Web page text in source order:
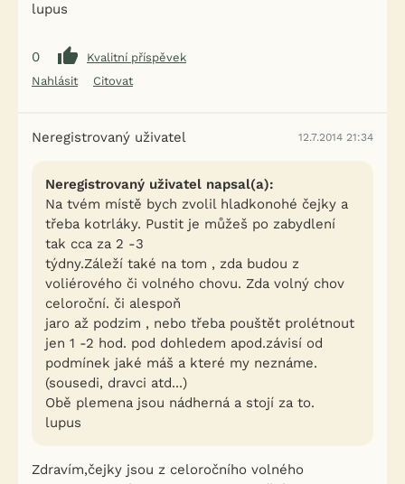
lupus
0
Kvalitní příspěvek
Nahlásit
Citovat
Neregistrovaný uživatel 12.7.2014 21:34
Neregistrovaný uživatel napsal(a):
Na tvém místě bych zvolil hladkonohé čejky a
třeba kotrláky. Pustit je můžeš po zabydlení
tak cca za 2 -3
týdny.Záleží také na tom , zda budou z
voliérového či volného chovu. Zda volný chov
celoroční. či alespoň
jaro až podzim , nebo třeba pouštět prolétnout
jen 1 -2 hod. pod dohledem apod.závisí od
podmínek jaké máš a které my neznáme.
(sousedi, dravci atd...)
Obě plemena jsou nádherná a stojí za to.
lupus
Zdravím,čejky jsou z celoročního volného